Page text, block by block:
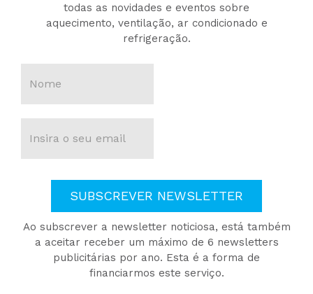
todas as novidades e eventos sobre
aquecimento, ventilação, ar condicionado e
refrigeração.
SUBSCREVER NEWSLETTER
Ao subscrever a newsletter noticiosa, está também
a aceitar receber um máximo de 6 newsletters
publicitárias por ano. Esta é a forma de
financiarmos este serviço.